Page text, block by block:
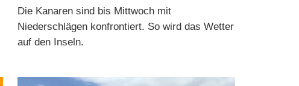
Die Kanaren sind bis Mittwoch mit
Niederschlägen konfrontiert. So wird das Wetter
auf den Inseln.